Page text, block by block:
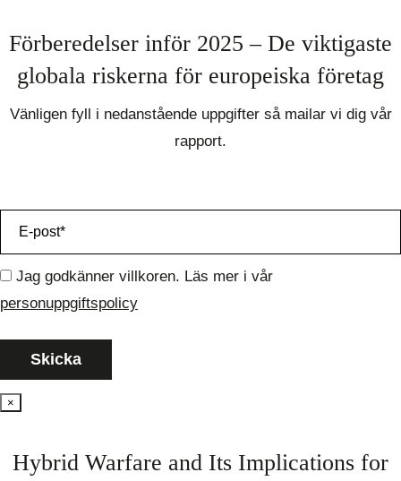
Förberedelser inför 2025 – De viktigaste
globala riskerna för europeiska företag
Vänligen fyll i nedanstående uppgifter så mailar vi dig vår
rapport.
Jag godkänner villkoren. Läs mer i vår
personuppgiftspolicy
×
Hybrid Warfare and Its Implications for